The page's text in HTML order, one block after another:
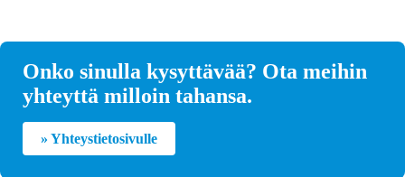
Onko sinulla kysyttävää? Ota meihin
yhteyttä milloin tahansa.
» Yhteystietosivulle